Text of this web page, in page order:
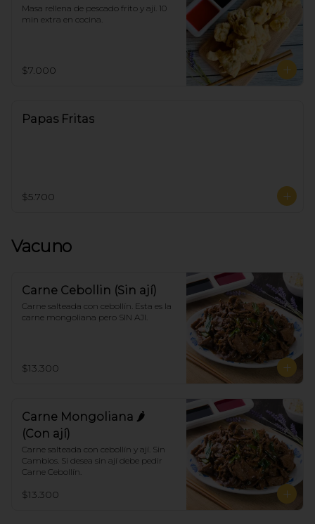
Masa rellena de pescado frito y ají. 10
min extra en cocina.
$7.000
Papas Fritas
$5.700
Vacuno
Carne Cebollin (Sin ají)
Carne salteada con cebollín. Esta es la
carne mongoliana pero SIN AJI.
$13.300
Carne Mongoliana 🌶
(Con ají)
Carne salteada con cebollín y ají. Sin
Cambios. Si desea sin ají debe pedir
Carne Cebollín.
$13.300